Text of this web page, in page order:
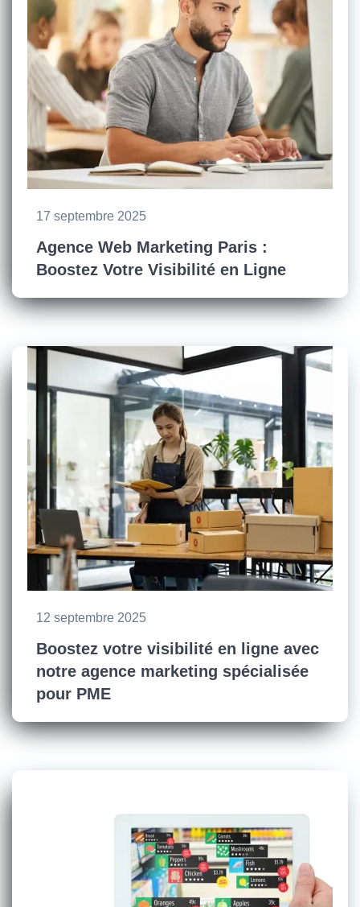
17 septembre 2025
Agence Web Marketing Paris :
Boostez Votre Visibilité en Ligne
12 septembre 2025
Boostez votre visibilité en ligne avec
notre agence marketing spécialisée
pour PME